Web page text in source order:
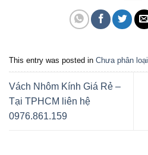
This entry was posted in Chưa phân loại
Vách Nhôm Kính Giá Rẻ –
Tại TPHCM liên hệ
0976.861.159